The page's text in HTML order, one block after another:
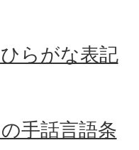
らがな表記
手話言語条